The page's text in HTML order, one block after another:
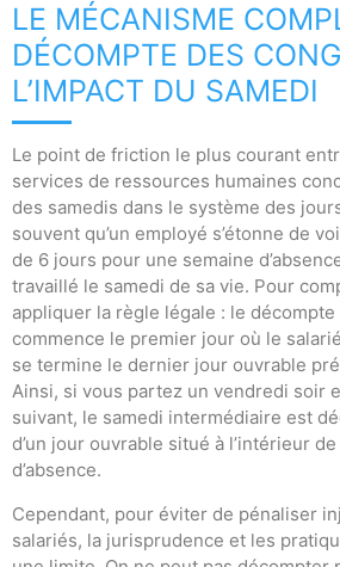
LE MÉCANISME
DÉCOMPTE DES
L’IMPACT DU SAMEDI
Le point de friction le plus courant
services de ressources humaines
des samedis dans le système des
souvent qu’un employé s’étonne de
de 6 jours pour une semaine
travaillé le samedi de sa vie. Pour
appliquer la règle légale : le
commence le premier jour où le
se termine le dernier jour ouvrable
Ainsi, si vous partez un vendredi soir
suivant, le samedi intermédiaire est
d’un jour ouvrable situé à l’intérieur
d’absence.
Cependant, pour éviter de pénaliser
salariés, la jurisprudence et les